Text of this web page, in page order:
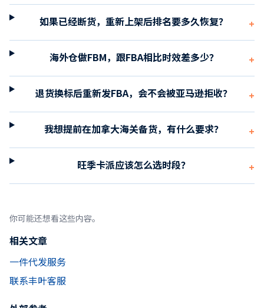
如果已经断货，重新上架后排名要多久恢复？ +
海外仓做FBM，跟FBA相比时效差多少？ +
退货换标后重新发FBA，会不会被亚马逊拒收？ +
我想提前在加拿大海关备货，有什么要求？ +
旺季卡派应该怎么选时段？ +
你可能还想看这些内容。
相关文章
一件代发服务
联系丰叶客服